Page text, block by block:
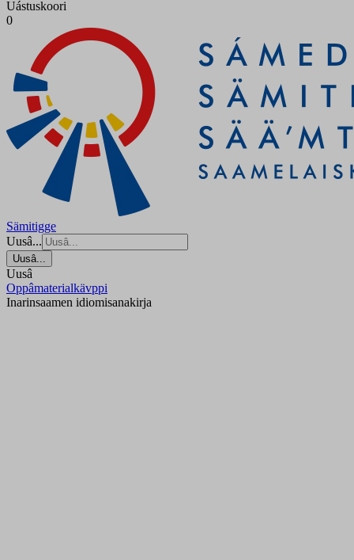
Uástuskoori
0
Sämitigge
Uusâ...
Uusâ...
Uusâ
Oppâmaterialkävppi
Inarinsaamen idiomisanakirja